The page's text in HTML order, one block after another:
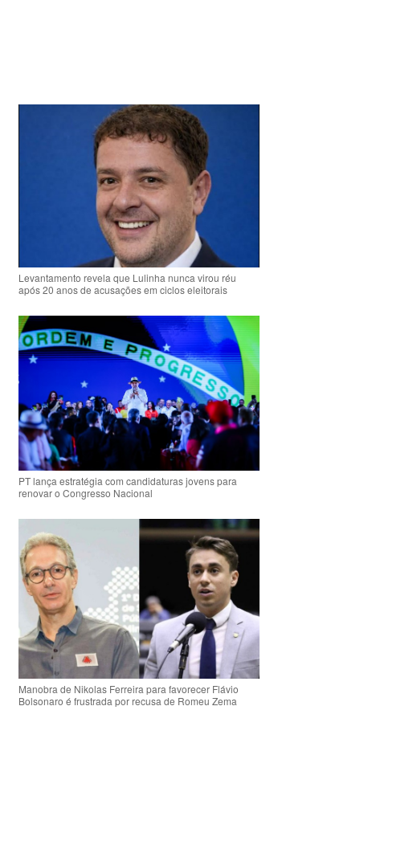
Levantamento revela que Lulinha nunca virou réu
após 20 anos de acusações em ciclos eleitorais
PT lança estratégia com candidaturas jovens para
renovar o Congresso Nacional
Manobra de Nikolas Ferreira para favorecer Flávio
Bolsonaro é frustrada por recusa de Romeu Zema